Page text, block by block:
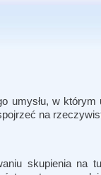
umysłu, w
na
skupienia